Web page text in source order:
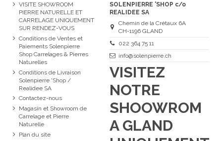
VISITE SHOWROOM
PIERRE NATURELLE ET
CARRELAGE UNIQUEMENT
SUR RENDEZ-VOUS
Conditions de Ventes et
Paiements Solenpierre
Shop Carrelages & Pierres
Naturelles
Conditions de Livraison
Solenpierre 'Shop /
Realidee SA
Contactez-nous
Magasin et Showroom de
Carrelage et Pierre
Naturelle
Plan du site
SOLENPIERRE 'SHOP c/o
REALIDEE SA
Chemin de la Crétaux 6A
CH-1196 GLAND
022 364 75 11
info@solenpierre.ch
VISITEZ
NOTRE
SHOOWROM
A GLAND